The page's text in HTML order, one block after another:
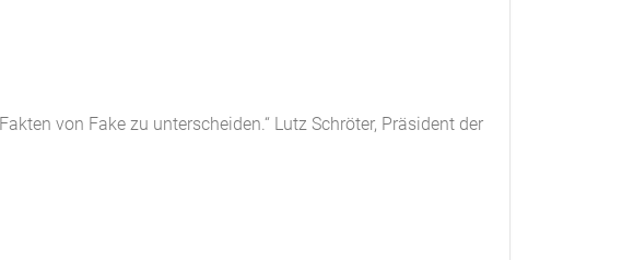
von Fake zu unterscheiden.“ Lutz Schröter, Präsident der